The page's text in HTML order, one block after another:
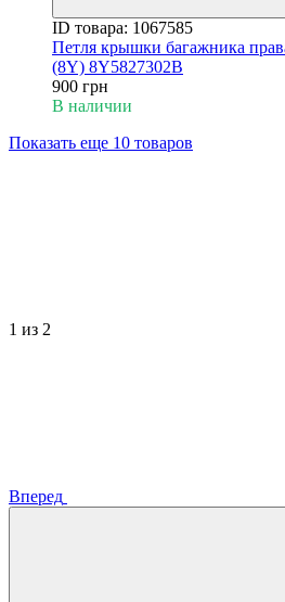
ID товара: 1067585
Петля крышки багажника
(8Y) 8Y5827302B
900 грн
В наличии
Показать еще 10 товаров
1 из 2
Вперед